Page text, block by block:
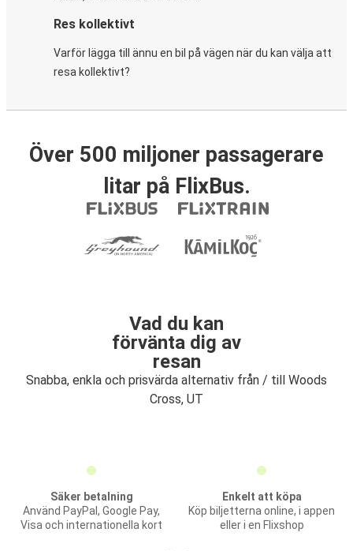
Res kollektivt
Varför lägga till ännu en bil på vägen när du kan välja att
resa kollektivt?
Över 500 miljoner passagerare
litar på FlixBus.
Vad du kan
förvänta dig av
resan
Snabba, enkla och prisvärda alternativ från / till Woods
Cross, UT
Säker betalning
Använd PayPal, Google Pay,
Visa och internationella kort
Enkelt att köpa
Köp biljetterna online, i appen
eller i en Flixshop